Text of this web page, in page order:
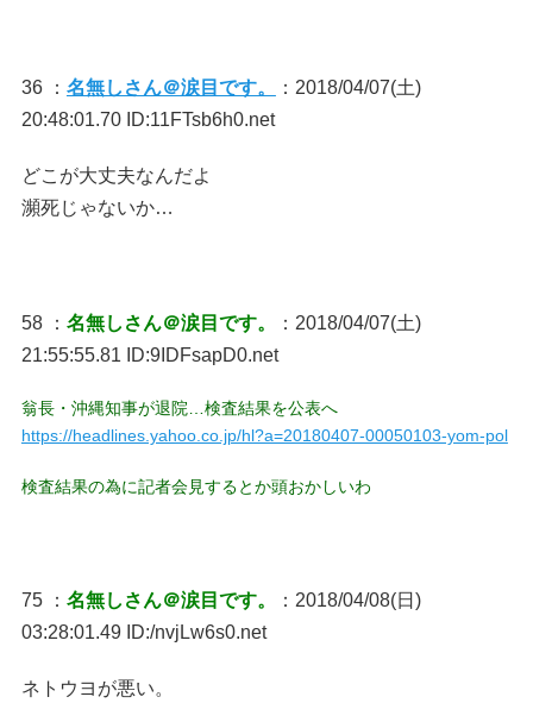
36 ： 名無しさん＠涙目です。
：2018/04/07(土)
20:48:01.70 ID:11FTsb6h0.net
どこが大丈夫なんだよ
瀕死じゃないか…
58 ： 名無しさん＠涙目です。
：2018/04/07(土)
21:55:55.81 ID:9IDFsapD0.net
翁長・沖縄知事が退院…検査結果を公表へ
https://headlines.yahoo.co.jp/hl?a=20180407-00050103-yom-pol
検査結果の為に記者会見するとか頭おかしいわ
75 ： 名無しさん＠涙目です。
：2018/04/08(日)
03:28:01.49 ID:/nvjLw6s0.net
ネトウヨが悪い。